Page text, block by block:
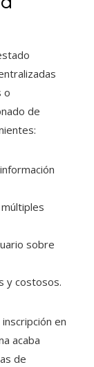
o
de
sobre
y costosos.
en
acaba
de